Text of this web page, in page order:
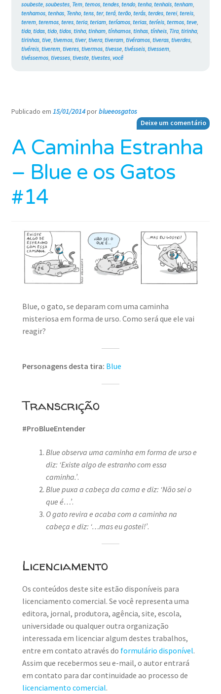
soubeste, soubestes, Tem, temos, tendes, tendo, tenha, tenhais, tenham,
tenhamos, tenhas, Tenho, tens, ter, terá, terão, terás, terdes, terei, tereis,
terem, teremos, teres, teria, teriam, teríamos, terias, teríeis, termos, teve,
tida, tidas, tido, tidos, tinha, tinham, tínhamos, tinhas, tínheis, Tira, tirinha,
tirinhas, tive, tivemos, tiver, tivera, tiveram, tivéramos, tiveras, tiverdes,
tivéreis, tiverem, tiveres, tivermos, tivesse, tivésseis, tivessem,
tivéssemos, tivesses, tiveste, tivestes, você
Publicado em 15/01/2014porblueeosgatos
Deixe um comentário
A Caminha Estranha
– Blue e os Gatos
#14
Blue, o gato, se deparam com uma caminha
misteriosa em forma de urso. Como será que ele vai
reagir?
Personagens desta tira: Blue
Transcrição
#ProBlueEntender
Blue observa uma caminha em forma de urso e
diz: ‘Existe algo de estranho com essa
caminha.’.
Blue puxa a cabeça da cama e diz: ‘Não sei o
que é…’.
O gato revira e acaba com a caminha na
cabeça e diz: ‘…mas eu gostei!’.
Licenciamento
Os conteúdos deste site estão disponíveis para
licenciamento comercial. Se você representa uma
editora, jornal, produtora, agência, site, escola,
universidade ou qualquer outra organização
interessada em licenciar algum destes trabalhos,
entre em contato através do formulário disponível.
Assim que recebermos seu e-mail, o autor entrará
em contato para dar continuidade ao processo de
licenciamento comercial.